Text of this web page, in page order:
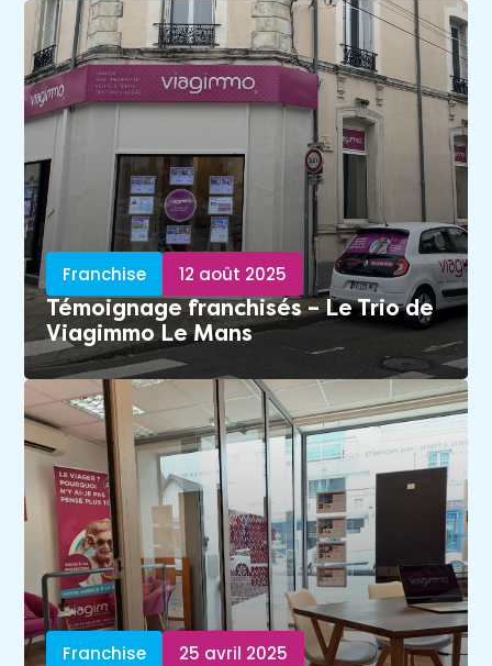
Franchise 12 août 2025
Témoignage franchisés – Le Trio de
Viagimmo Le Mans
Franchise 25 avril 2025